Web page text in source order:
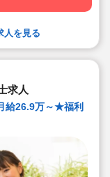
人を見る
求人
26.9万～★福利